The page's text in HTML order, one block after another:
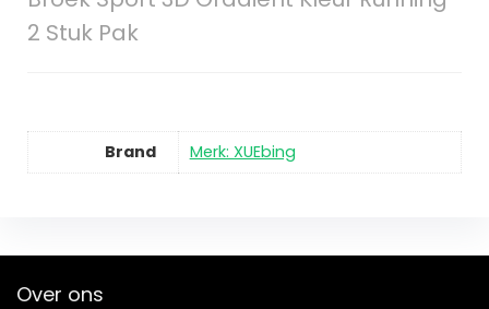
2 Stuk Pak
Brand Merk: XUEbing
Over ons